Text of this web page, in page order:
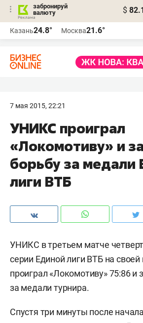
забронируй
валюту
$
Казань24.8° Москва21.6°
7 мая 2015, 22:21
УНИКС проиграл
«Локомотиву» и
борьбу за медали
лиги ВТБ
УНИКС в третьем матче
серии Единой лиги ВТБ на
проиграл «Локомотиву» 75:86 и
за медали турнира.
Спустя три минуты после